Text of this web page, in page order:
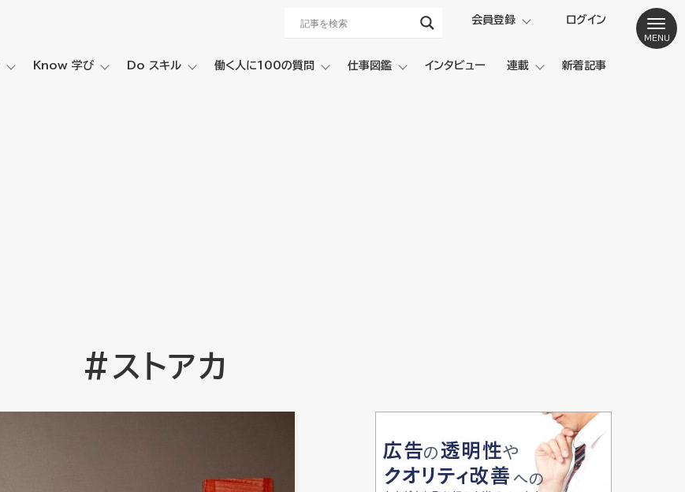
会員登録 ログイン
Know 学び Do スキル 働く人に100の質問 仕事図鑑 インタビュー 連載 新着記事
#ストアカ